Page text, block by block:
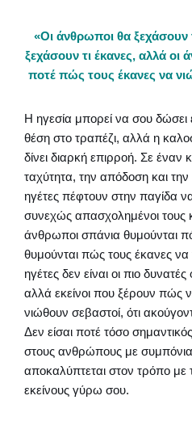
«Οι άνθρωποι θα ξεχάσουν
ξεχάσουν τι έκανες, αλλά οι
ποτέ πώς τους έκανες να
Η ηγεσία μπορεί να σου δώσει
θέση στο τραπέζι, αλλά η
δίνει διαρκή επιρροή. Σε
ταχύτητα, την απόδοση και
ηγέτες πέφτουν στην παγίδα να
συνεχώς απασχολημένοι τους
άνθρωποι σπάνια θυμούνται
θυμούνται πώς τους έκανες να
ηγέτες δεν είναι οι πιο
αλλά εκείνοι που ξέρουν πώς
νιώθουν σεβαστοί, ότι
Δεν είσαι ποτέ τόσο
στους ανθρώπους με συμπόνια,
αποκαλύπτεται στον τρόπο με
εκείνους γύρω σου.